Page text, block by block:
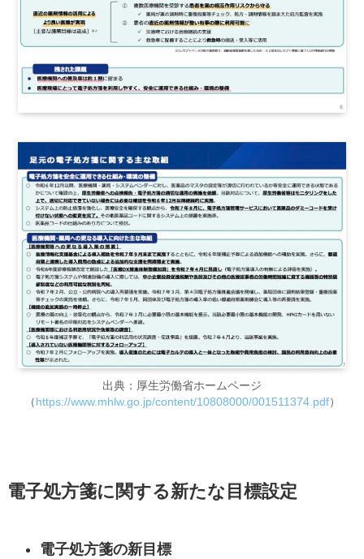
出典：厚生労働省ホームページ
（https://www.mhlw.go.jp/content/10808000/001511374.pdf）
電子処方箋に関する新たな目標設定
電子処方箋の新目標